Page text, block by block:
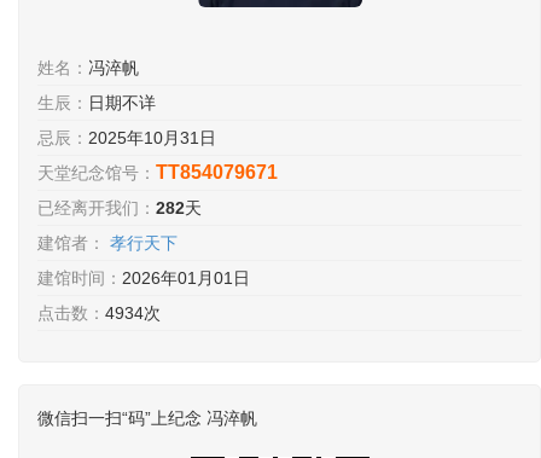
姓名： 冯淬帆
生辰： 日期不详
忌辰： 2025年10月31日
天堂纪念馆号： TT854079671
已经离开我们： 282天
建馆者：
孝行天下
建馆时间： 2026年01月01日
点击数： 4934次
微信扫一扫“码”上纪念 冯淬帆